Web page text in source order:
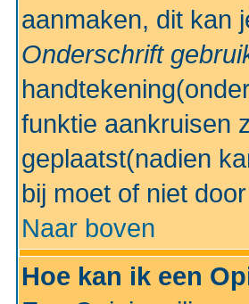
aanmaken, dit kan
Onderschrift
funktie aankruisen
geplaatst(nadien
bij moet of niet
Naar boven
Hoe kan ik een